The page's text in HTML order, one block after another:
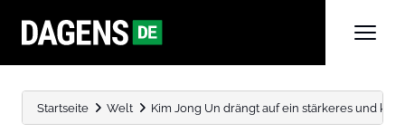
Startseite Welt Kim Jong Un drängt auf ein stärkeres und